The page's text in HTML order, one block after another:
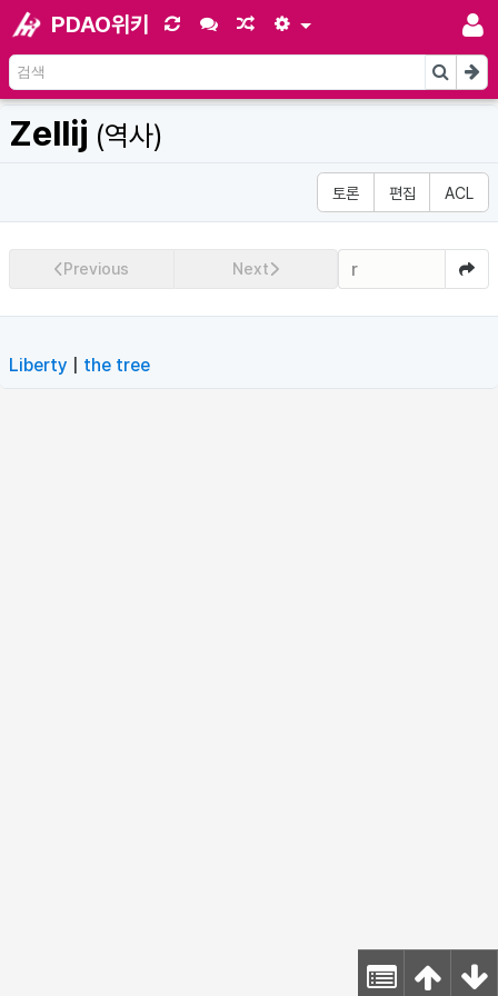
PDAO위키
토론 편집 ACL
Zellij (역사)
Previous Next r
Liberty the tree